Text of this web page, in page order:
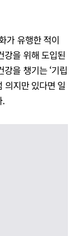
가 유행한 적이
강을 위해 도입된
을 챙기는 ‘기립
의지만 있다면 일
.